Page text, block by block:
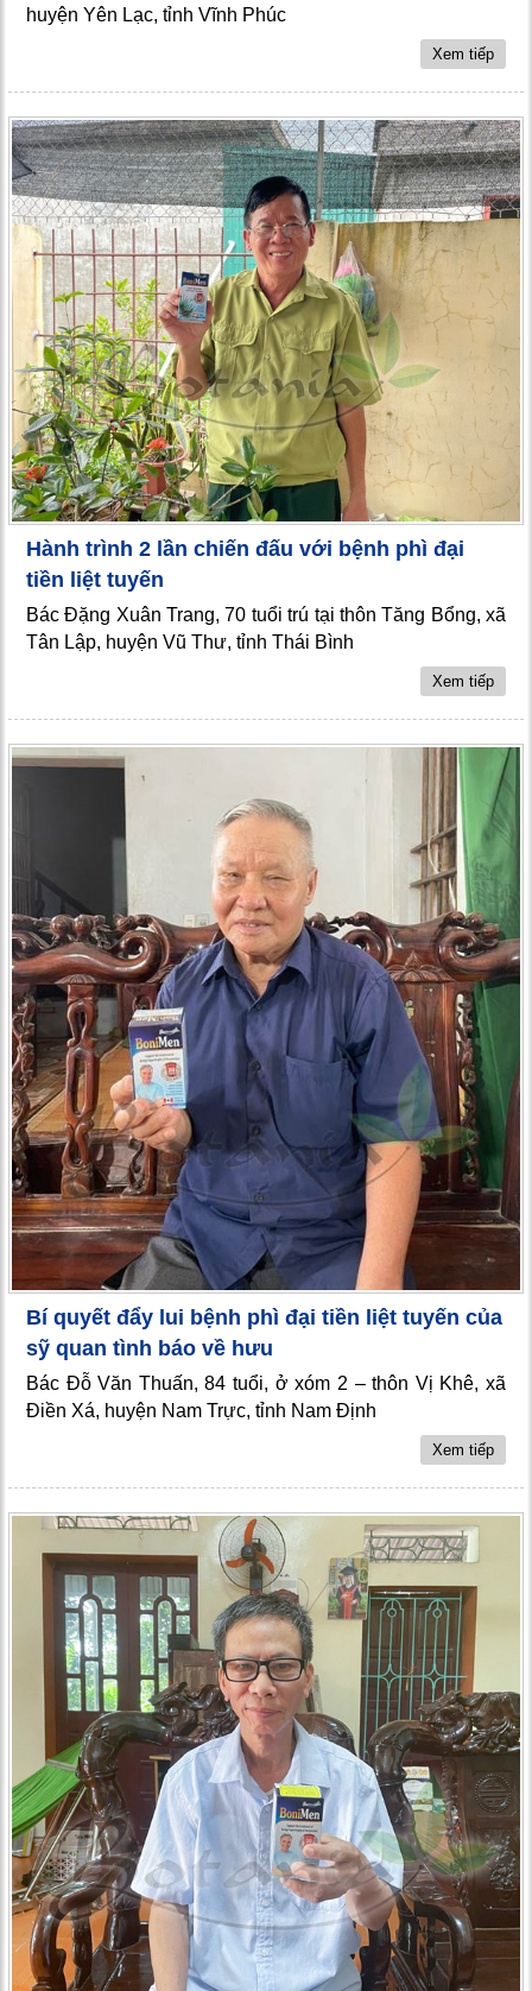
huyện Yên Lạc, tỉnh Vĩnh Phúc
Xem tiếp
Hành trình 2 lần chiến đấu với bệnh phì đại
tiền liệt tuyến
Bác Đặng Xuân Trang, 70 tuổi trú tại thôn Tăng Bổng, xã
Tân Lập, huyện Vũ Thư, tỉnh Thái Bình
Xem tiếp
Bí quyết đẩy lui bệnh phì đại tiền liệt tuyến của
sỹ quan tình báo về hưu
Bác Đỗ Văn Thuấn, 84 tuổi, ở xóm 2 – thôn Vị Khê, xã
Điền Xá, huyện Nam Trực, tỉnh Nam Định
Xem tiếp